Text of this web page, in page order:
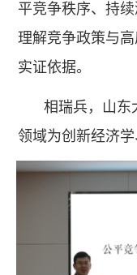
平竞争秩序、持
理解竞争政策与
实证依据。
相瑞兵，山东
领域为创新经济学